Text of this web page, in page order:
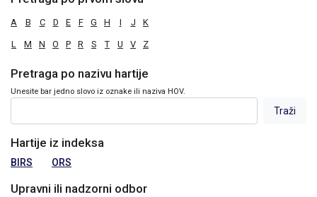
A B C D E F G H I J K
L M N O P R S T U V Z
Pretraga po nazivu hartije
Unesite bar jedno slovo iz oznake ili naziva HOV.
Hartije iz indeksa
BIRS ORS
Upravni ili nadzorni odbor